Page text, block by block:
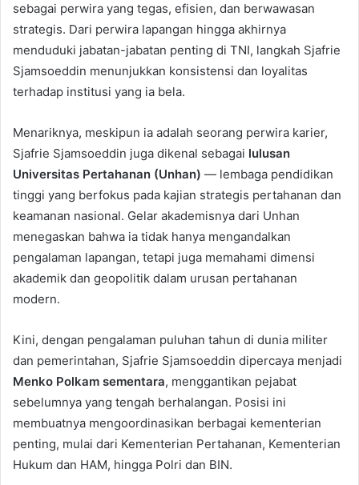
sebagai perwira yang tegas, efisien, dan berwawasan
strategis. Dari perwira lapangan hingga akhirnya
menduduki jabatan-jabatan penting di TNI, langkah Sjafrie
Sjamsoeddin menunjukkan konsistensi dan loyalitas
terhadap institusi yang ia bela.
Menariknya, meskipun ia adalah seorang perwira karier,
Sjafrie Sjamsoeddin juga dikenal sebagai lulusan
Universitas Pertahanan (Unhan) — lembaga pendidikan
tinggi yang berfokus pada kajian strategis pertahanan dan
keamanan nasional. Gelar akademisnya dari Unhan
menegaskan bahwa ia tidak hanya mengandalkan
pengalaman lapangan, tetapi juga memahami dimensi
akademik dan geopolitik dalam urusan pertahanan
modern.
Kini, dengan pengalaman puluhan tahun di dunia militer
dan pemerintahan, Sjafrie Sjamsoeddin dipercaya menjadi
Menko Polkam sementara, menggantikan pejabat
sebelumnya yang tengah berhalangan. Posisi ini
membuatnya mengoordinasikan berbagai kementerian
penting, mulai dari Kementerian Pertahanan, Kementerian
Hukum dan HAM, hingga Polri dan BIN.